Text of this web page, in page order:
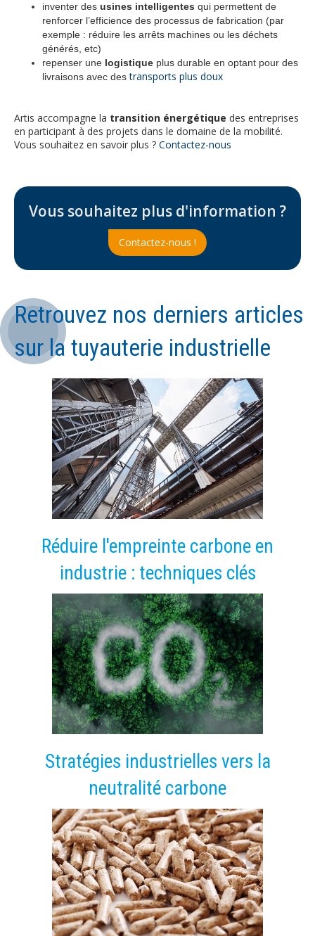
Vous souhaitez plus d'information ?
Contactez-nous !
inventer des usines intelligentes qui permettent de
renforcer l’efficience des processus de fabrication (par
exemple : réduire les arrêts machines ou les déchets
générés, etc)
repenser une logistique plus durable en optant pour des
livraisons avec destransports plus doux
Artis accompagne la transition énergétique des entreprises
en participant à des projets dans le domaine de la mobilité.
Vous souhaitez en savoir plus ? Contactez-nous
Retrouvez nos derniers articles
sur la tuyauterie industrielle
Réduire l'empreinte carbone en
industrie : techniques clés
Stratégies industrielles vers la
neutralité carbone